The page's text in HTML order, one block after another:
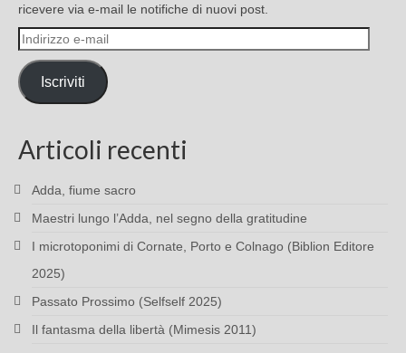
ricevere via e-mail le notifiche di nuovi post.
Indirizzo
e-
mail
Iscriviti
Articoli recenti
Adda, fiume sacro
Maestri lungo l’Adda, nel segno della gratitudine
I microtoponimi di Cornate, Porto e Colnago (Biblion Editore
2025)
Passato Prossimo (Selfself 2025)
Il fantasma della libertà (Mimesis 2011)